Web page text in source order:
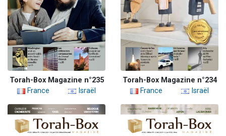
Torah-Box Magazine n°235
France
Israël
Torah-Box Magazine n°234
France
Israël